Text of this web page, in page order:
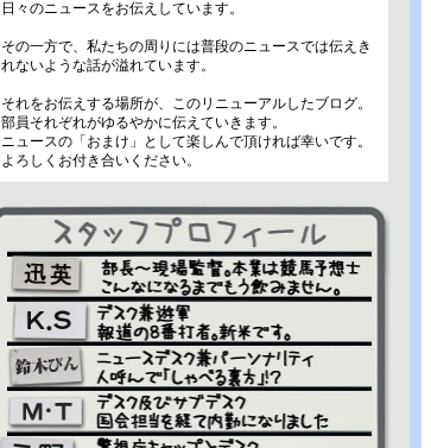
日々のニュースをお伝えしています。
その一方で、私たちの周りには普段のニュースでは伝えき
れないような話が溢れています。
それをお伝えする場所が、このリニューアルしたブログ。
部員それぞれがゆるやかに伝えていきます。
ニュースの「おまけ」として楽しんで頂ければ幸いです。
よろしくお付き合いください。